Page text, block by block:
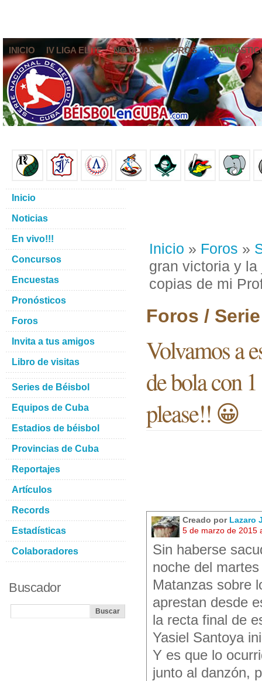
INICIO IV LIGA ELITE NOTICIAS FOROS
Inicio » Foros »
gran victoria y
copias de mi
Foros /
Volvamos a
de bola con
please!! 😀
Creado por Lazaro
5 de marzo de 2015
Sin haberse
noche del
Matanzas sobre
aprestan desde
la recta final de
Yasiel Santoya
Y es que lo
junto al danzón,
Inicio
Noticias
En vivo!!!
Concursos
Encuestas
Pronósticos
Foros
Invita a tus amigos
Libro de visitas
Series de Béisbol
Equipos de Cuba
Estadios de béisbol
Provincias de Cuba
Reportajes
Artículos
Records
Estadísticas
Colaboradores
Buscador